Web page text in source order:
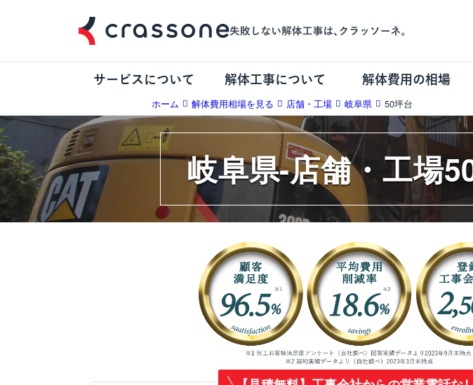
サービスについて 解体工事について 解体費用の相場
ホーム 解体費用相場を見る 店舗・工場 岐阜県 50坪台
岐阜県-店舗・工場